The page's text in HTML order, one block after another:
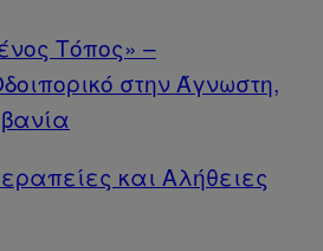
Τόπος» –
στην Άγνωστη,
και Αλήθειες